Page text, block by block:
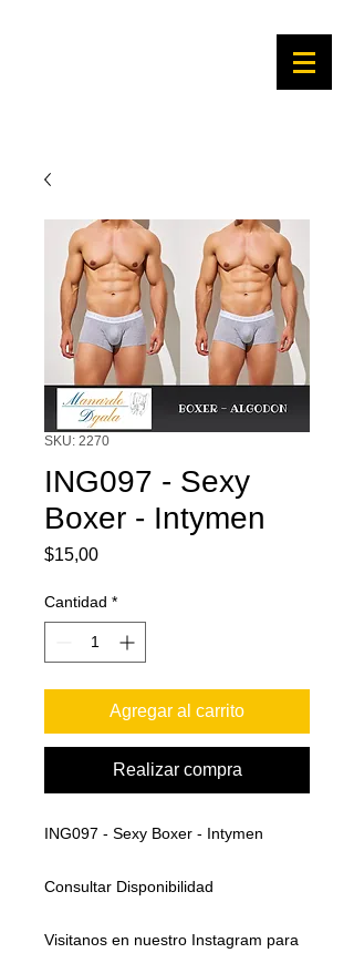
SKU: 2270
ING097 - Sexy
Boxer - Intymen
$15,00Precio
Cantidad *
Agregar al carrito
Realizar compra
ING097 - Sexy Boxer - Intymen
Consultar Disponibilidad
Visitanos en nuestro Instagram para